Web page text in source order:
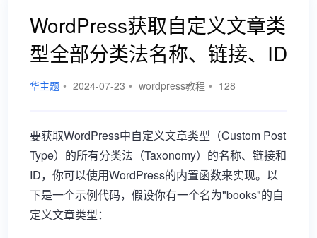
WordPress获取自定义文章类
型全部分类法名称、链接、ID
华主题 • 2024-07-23 • wordpress教程 • 128
要获取WordPress中自定义文章类型（Custom Post
Type）的所有分类法（Taxonomy）的名称、链接和
ID，你可以使用WordPress的内置函数来实现。以
下是一个示例代码，假设你有一个名为"books"的自
定义文章类型：